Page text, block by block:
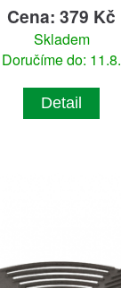
Cena: 379 Kč
Skladem
Doručíme do: 11.8.
Detail